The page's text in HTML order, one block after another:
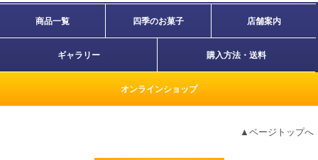
商品一覧 四季のお菓子 店舗案内
ギャラリー 購入方法・送料
オンラインショップ
▲ページトップへ